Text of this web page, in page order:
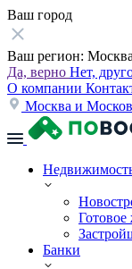
Ваш город
Ваш регион: Москва
Да, верно Нет,
О компании
Москва и
Готовое
Банки